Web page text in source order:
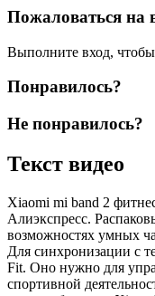
Пожаловаться на
Выполните вход,
Понравилось?
Не понравилось?
Текст видео
Xiaomi mi band 2
Алиэкспресс.
возможностях умных
Для синхронизации с
Fit. Оно нужно для
спортивной